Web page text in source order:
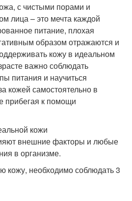
с чистыми порами и
лица – это мечта каждой
питание, плохая
образом отражаются и
кожу в идеальном
важно соблюдать
питания и научиться
кожей самостоятельно в
прибегая к помощи
кожи
внешние факторы и любые
в организме.
кожу, необходимо соблюдать 3